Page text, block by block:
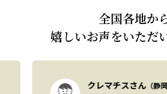
全国各地か
嬉しいお声をいただ
クレマチスさん（静